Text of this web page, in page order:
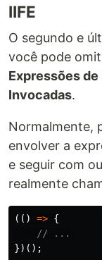
IIFE
O segundo e
você pode
Expressões
Invocadas.
Normalmente,
envolver a
e seguir com
realmente
(() => {
// ...
})();